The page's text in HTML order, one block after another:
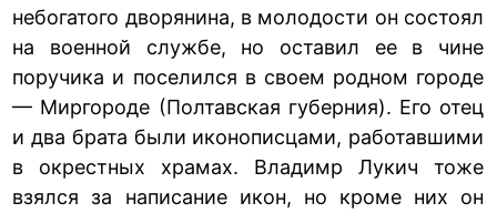
небогатого дворянина, в молодости он состоял
на военной службе, но оставил ее в чине
поручика и поселился в своем родном городе
— Миргороде (Полтавская губерния). Его отец
и два брата были иконописцами, работавшими
в окрестных храмах. Владимр Лукич тоже
взялся за написание икон, но кроме них он